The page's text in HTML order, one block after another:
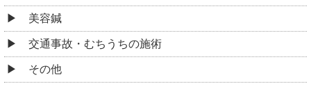
美容鍼
交通事故・むちうちの施術
その他